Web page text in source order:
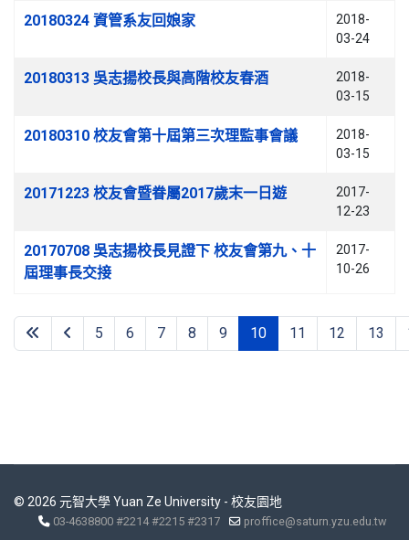
20180324 資管系友回娘家
2018-
03-24
20180313 吳志揚校長與高階校友春酒
2018-
03-15
20180310 校友會第十屆第三次理監事會議
2018-
03-15
20171223 校友會暨眷屬2017歲末一日遊
2017-
12-23
20170708 吳志揚校長見證下 校友會第九、十
屆理事長交接
2017-
10-26
第 10 頁，共 18 頁
5 6 7 8 9 10 11 12 13
© 2026 元智大學 Yuan Ze University - 校友園地
03-4638800 #2214 #2215 #2317 proffice@saturn.yzu.edu.tw